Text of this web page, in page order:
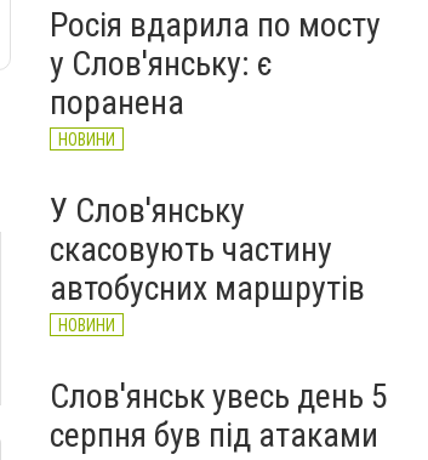
Росія вдарила по мосту
у Слов'янську: є
поранена
НОВИНИ
У Слов'янську
скасовують частину
автобусних маршрутів
НОВИНИ
Слов'янськ увесь день 5
серпня був під атаками